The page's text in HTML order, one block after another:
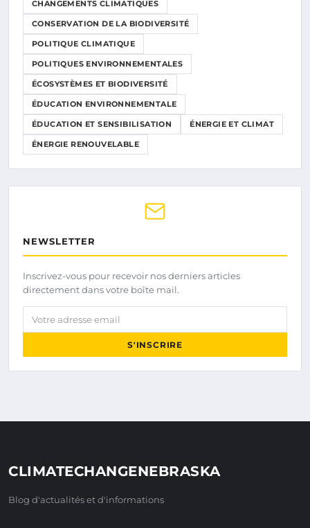
CHANGEMENTS CLIMATIQUES
CONSERVATION DE LA BIODIVERSITÉ
POLITIQUE CLIMATIQUE
POLITIQUES ENVIRONNEMENTALES
ÉCOSYSTÈMES ET BIODIVERSITÉ
ÉDUCATION ENVIRONNEMENTALE
ÉDUCATION ET SENSIBILISATION ÉNERGIE ET CLIMAT
ÉNERGIE RENOUVELABLE
NEWSLETTER
Inscrivez-vous pour recevoir nos derniers articles
directement dans votre boîte mail.
Votre adresse email
S'INSCRIRE
CLIMATECHANGENEBRASKA
Blog d'actualités et d'informations